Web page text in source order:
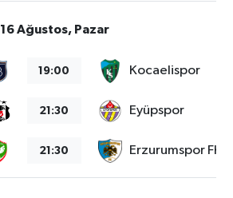
16 Ağustos, Pazar
19:00 Kocaelispor
21:30 Eyüpspor
21:30 Erzurumspor FK